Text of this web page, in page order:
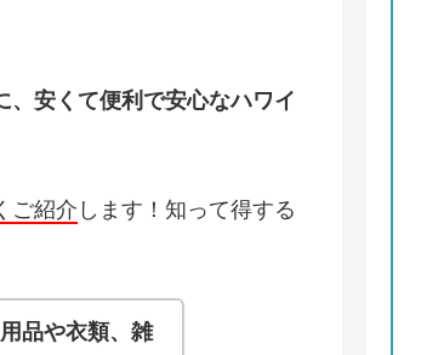
、安くて便利で安心なハワイ
ご紹介 します！知って得する
用品や衣類、雑